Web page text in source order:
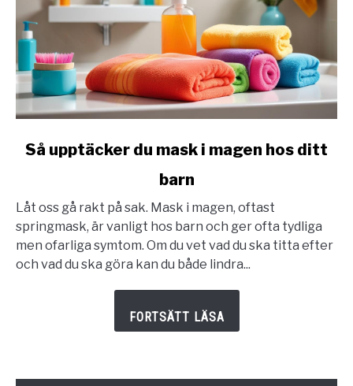
link
upptäcker
mask
Så upptäcker du mask i magen hos ditt
barn
Låt oss gå rakt på sak. Mask i magen, oftast
springmask, är vanligt hos barn och ger ofta tydliga
men ofarliga symtom. Om du vet vad du ska titta efter
och vad du ska göra kan du både lindra...